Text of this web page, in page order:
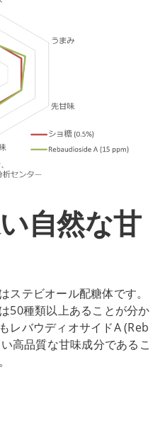
自然な甘
ステビオール配糖体です。
50種類以上あることが分か
レバウディオサイドA (Reb
高品質な甘味成分であるこ